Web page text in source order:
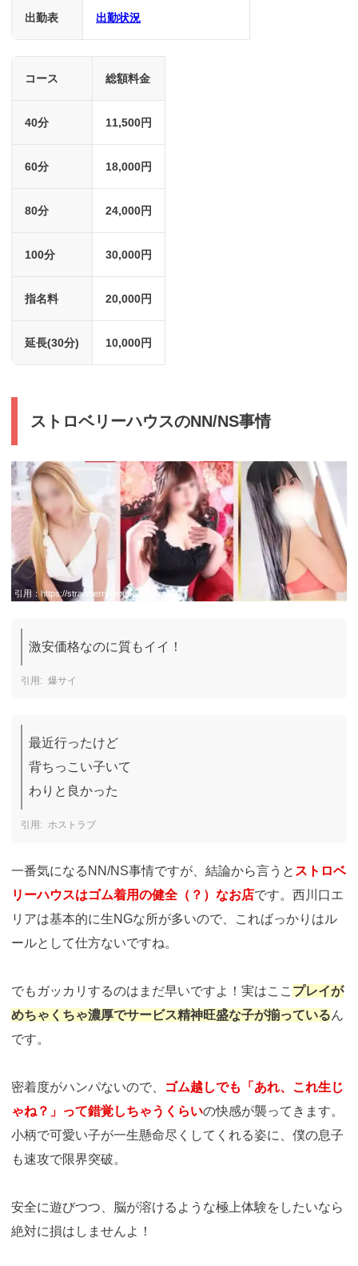
出勤表 出勤状況
コース 総額料金
40分 11,500円
60分 18,000円
80分 24,000円
100分 30,000円
指名料 20,000円
延長(30分) 10,000円
ストロベリーハウスのNN/NS事情
引用： https://strawberry-house.net/cast/
激安価格なのに質もイイ！
爆サイ
最近行ったけど
背ちっこい子いて
わりと良かった
ホストラブ
一番気になるNN/NS事情ですが、結論から言うと ストロベ
リーハウスはゴム着用の健全（？）なお店です。西川口エ
リアは基本的に生NGな所が多いので、こればっかりはル
ールとして仕方ないですね。
でもガッカリするのはまだ早いですよ！実はここ プレイが
めちゃくちゃ濃厚でサービス精神旺盛な子が揃っているん
です。
密着度がハンパないので、
ゴム越しでも「あれ、これ生じ
ゃね？」って錯覚しちゃうくらいの快感が襲ってきます。
小柄で可愛い子が一生懸命尽くしてくれる姿に、僕の息子
も速攻で限界突破。
安全に遊びつつ、脳が溶けるような極上体験をしたいなら
絶対に損はしませんよ！